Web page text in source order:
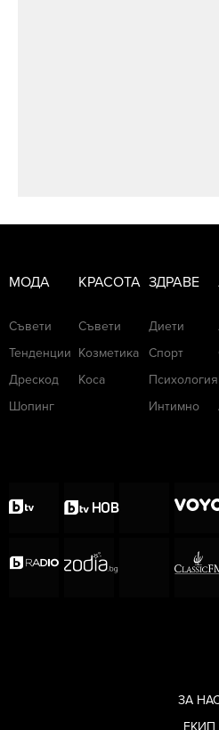
МОДА
Съвети
Тенденции
Дрескод
Шопинг
КРАСОТА
Съвети
Козметика
Коса
ЗДРАВЕ
Диети
Спорт
Психология
Интимно
ЗА
ЕКИП